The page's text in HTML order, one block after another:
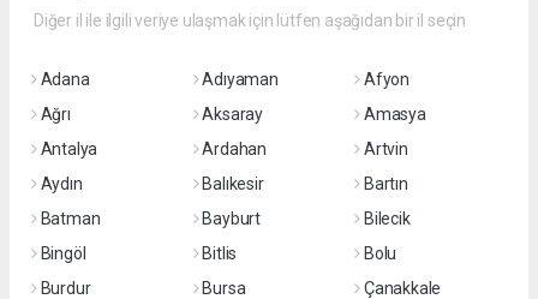
Diğer il ile ilgili veriye ulaşmak için lütfen aşağıdan bir il seçin
Adana Adıyaman
Afyon
Ağrı
Aksaray
Amasya
Antalya
Ardahan
Artvin
Aydın
Balıkesir
Bartın
Batman
Bayburt
Bilecik
Bingöl
Bitlis
Bolu
Burdur
Bursa
Çanakkale